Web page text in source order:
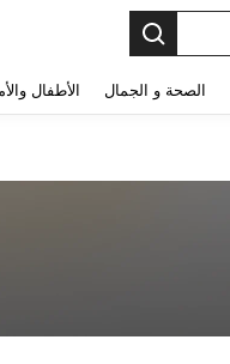
الصحة و الجمال الأطفال